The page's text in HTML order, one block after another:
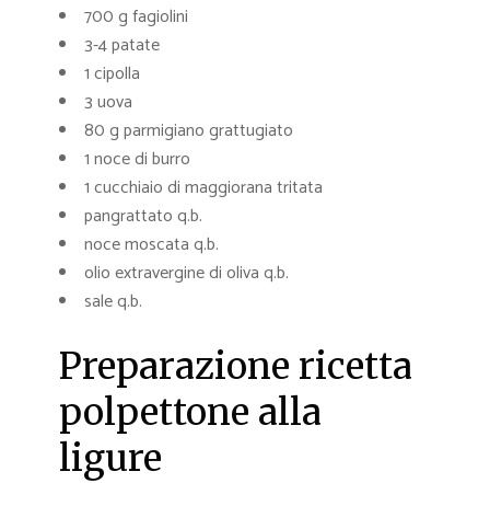
700 g fagiolini
3-4 patate
1 cipolla
3 uova
80 g parmigiano grattugiato
1 noce di burro
1 cucchiaio di maggiorana tritata
pangrattato q.b.
noce moscata q.b.
olio extravergine di oliva q.b.
sale q.b.
Preparazione ricetta
polpettone alla
ligure